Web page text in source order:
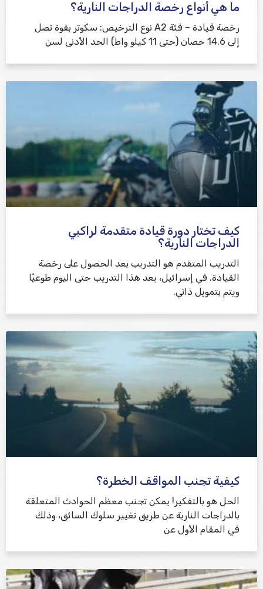
ما هي أنواع رخصة الدراجات النارية؟
رخصة قيادة – فئة A2 نوع الترخيص: سكوتر بقوة تصل
إلى 14.6 حصان (حتى 11 كيلو واط) الحد الأدنى لسن
كيف تختار دورة قيادة متقدمة لراكبي
الدراجات النارية؟
التدريب المتقدم هو التدريب بعد الحصول على رخصة
القيادة. في إسرائيل، يعد هذا التدريب حتى اليوم طوعيًا
ويتم بتمويل ذاتي.
كيفية تجنب المواقف الخطرة؟
الحل هو بالتفكير! يمكن تجنب معظم الحوادث المتعلقة
بالدراجات النارية عن طريق تغيير سلوك السائق، وذلك
في المقام الأول عن